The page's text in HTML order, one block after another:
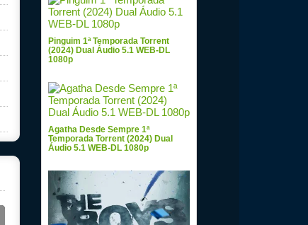
Pinguim 1ª Temporada Torrent
(2024) Dual Áudio 5.1 WEB-DL
1080p
Agatha Desde Sempre 1ª
Temporada Torrent (2024) Dual
Áudio 5.1 WEB-DL 1080p